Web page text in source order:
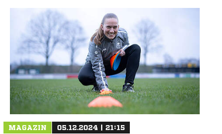
MAGAZIN 05.12.2024 | 21:15